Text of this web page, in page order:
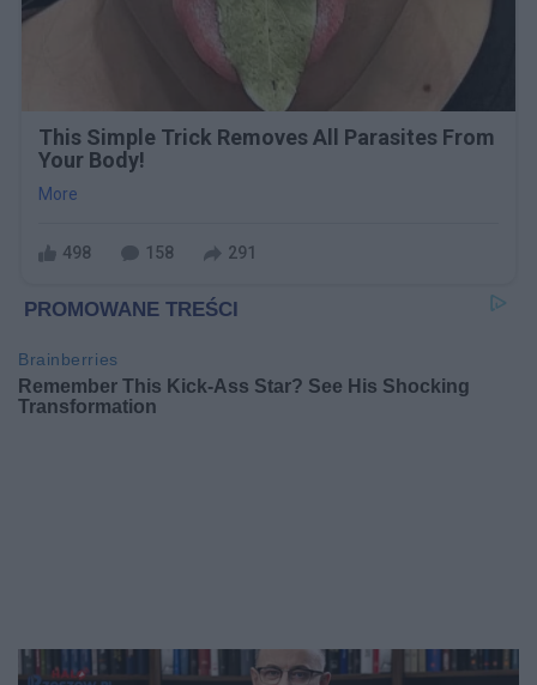
This Simple Trick Removes All Parasites From
Your Body!
More
498 158 291